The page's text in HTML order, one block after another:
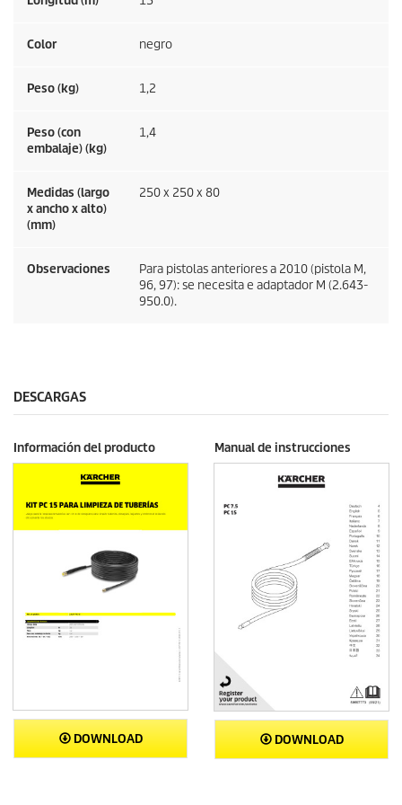
Color negro
Peso (kg) 1,2
Peso (con
embalaje) (kg)
1,4
Medidas (largo
x ancho x alto)
(mm)
250 x 250 x 80
Observaciones
Para pistolas anteriores a 2010 (pistola M,
96, 97): se necesita e adaptador M (2.643-
950.0).
DESCARGAS
Información del producto
DOWNLOAD
Manual de instrucciones
DOWNLOAD